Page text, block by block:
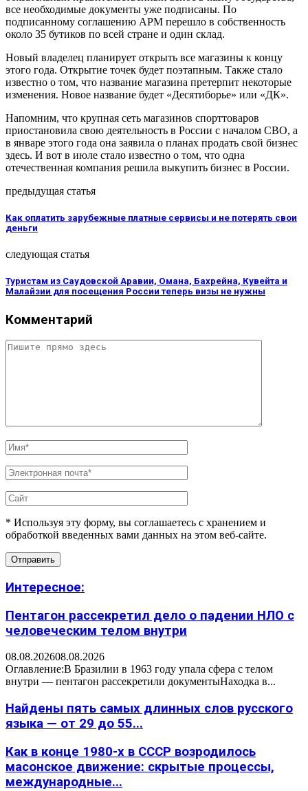
все необходимые документы уже подписаны. По
подписанному соглашению APM перешло в собственность
около 35 бутиков по всей стране и один склад.
Новый владелец планирует открыть все магазины к концу
этого года. Открытие точек будет поэтапным. Также стало
известно о том, что название магазина претерпит некоторые
изменения. Новое название будет «Десятиборье» или «ДК».
Напомним, что крупная сеть магазинов спорттоваров
приостановила свою деятельность в России с началом СВО, а
в январе этого года она заявила о планах продать свой бизнес
здесь. И вот в июле стало известно о том, что одна
отечественная компания решила выкупить бизнес в России.
предыдущая статья
Как оплатить зарубежные платные сервисы и не потерять свои
деньги
следующая статья
Туристам из Саудовской Аравии, Омана, Бахрейна, Кувейта и
Малайзии для посещения России теперь визы не нужны
Комментарий
* Используя эту форму, вы соглашаетесь с хранением и
обработкой введенных вами данных на этом веб-сайте.
Интересное:
Пентагон рассекретил дело о падении НЛО с
человеческим телом внутри
08.08.202608.08.2026
Оглавление:В Бразилии в 1963 году упала сфера с телом
внутри — пентагон рассекретили документыНаходка в...
Найдены пять самых длинных слов русского
языка — от 29 до 55...
Как в конце 1980-х в СССР возродилось
масонское движение: скрытые процессы,
международные...